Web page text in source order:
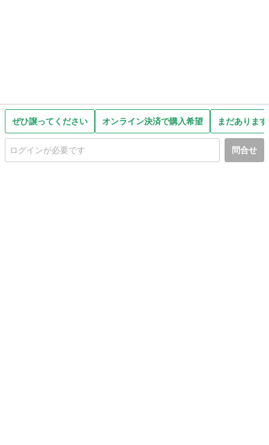
ぜひ譲ってください オンライン決済で購入希望 まだありま
問合せ